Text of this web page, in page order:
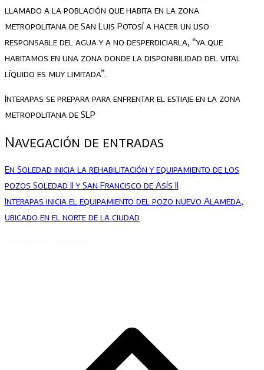
llamado a la población que habita en la zona
metropolitana de San Luis Potosí a hacer un uso
responsable del agua y a no desperdiciarla, “ya que
habitamos en una zona donde la disponibilidad del vital
líquido es muy limitada”.
Interapas se prepara para enfrentar el estiaje en la zona
metropolitana de SLP
Navegación de entradas
En Soledad inicia la rehabilitación y equipamiento de los
pozos Soledad II y San Francisco de Asís II
Interapas inicia el equipamiento del pozo nuevo Alameda,
ubicado en el norte de la ciudad